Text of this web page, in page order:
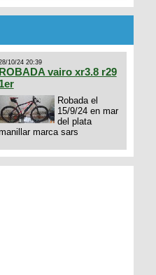
10/24 20:39
ROBADA vairo xr3.8 r29
1er
Robada el
15/9/24 en mar
del plata
marca sars